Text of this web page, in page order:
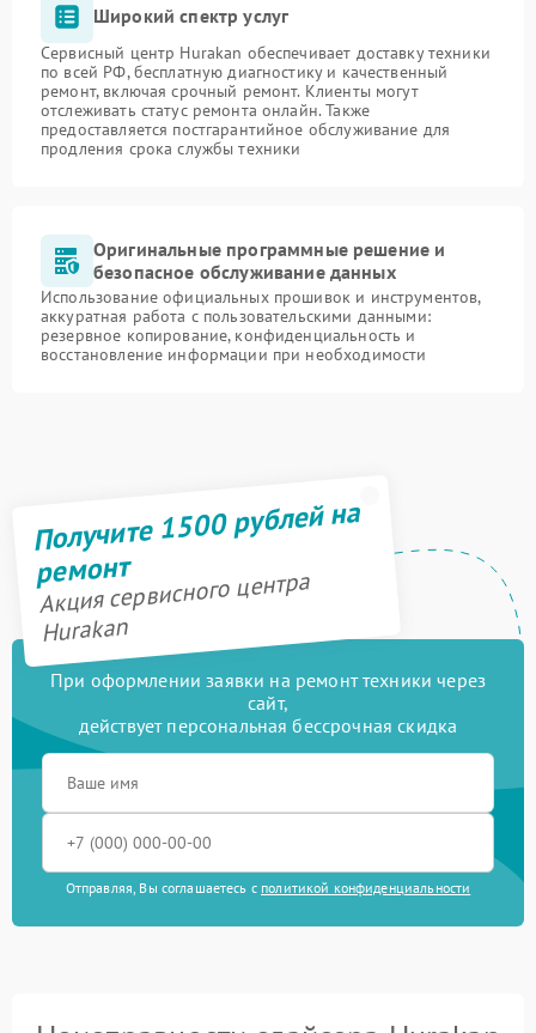
Широкий спектр услуг
Сервисный центр Hurakan обеспечивает доставку техники
по всей РФ, бесплатную диагностику и качественный
ремонт, включая срочный ремонт. Клиенты могут
отслеживать статус ремонта онлайн. Также
предоставляется постгарантийное обслуживание для
продления срока службы техники
Оригинальные программные решение и
безопасное обслуживание данных
Использование официальных прошивок и инструментов,
аккуратная работа с пользовательскими данными:
резервное копирование, конфиденциальность и
восстановление информации при необходимости
Получите 1500 рублей на
ремонт
Акция сервисного центра
Hurakan
При оформлении заявки на ремонт техники через
сайт,
действует персональная бессрочная скидка
Отправляя, Вы соглашаетесь с политикой конфиденциальности